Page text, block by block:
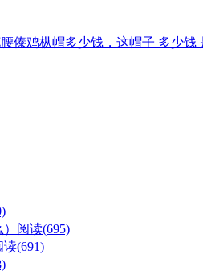
傣鸡枞帽多少钱，这帽子 多少钱
阅读(695)
读(691)